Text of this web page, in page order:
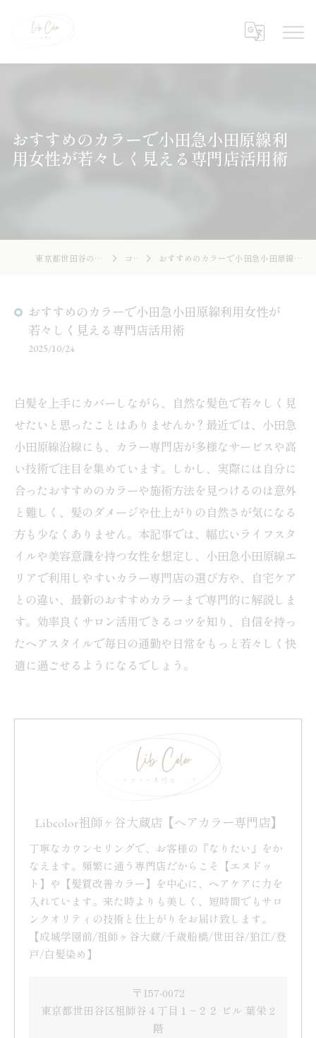
おすすめのカラーで小田急小田原線利
用女性が若々しく見える専門店活用術
東京都世田谷の美容院ならLibcolor コラム おすすめのカラーで小田急小田原線利用女性が若々しく見える専門店活用術
おすすめのカラーで小田急小田原線利用女性が
若々しく見える専門店活用術
2025/10/24
白髪を上手にカバーしながら、自然な髪色で若々しく見
せたいと思ったことはありませんか？最近では、小田急
小田原線沿線にも、カラー専門店が多様なサービスや高
い技術で注目を集めています。しかし、実際には自分に
合ったおすすめのカラーや施術方法を見つけるのは意外
と難しく、髪のダメージや仕上がりの自然さが気になる
方も少なくありません。本記事では、幅広いライフスタ
イルや美容意識を持つ女性を想定し、小田急小田原線エ
リアで利用しやすいカラー専門店の選び方や、自宅ケア
との違い、最新のおすすめカラーまで専門的に解説しま
す。効率良くサロン活用できるコツを知り、自信を持っ
たヘアスタイルで毎日の通勤や日常をもっと若々しく快
適に過ごせるようになるでしょう。
Libcolor祖師ヶ谷大蔵店【ヘアカラー専門店】
丁寧なカウンセリングで、お客様の『なりたい』をか
なえます。頻繁に通う専門店だからこそ【エヌドッ
ト】や【髪質改善カラー】を中心に、ヘアケアに力を
入れています。来た時よりも美しく、短時間でもサロ
ンクオリティの技術と仕上がりをお届け致します。
【成城学園前/祖師ヶ谷大蔵/千歳船橋/世田谷/狛江/登
戸/白髪染め】
〒157-0072
東京都世田谷区祖師谷４丁目１−２２ ビル 葉栄 2
階